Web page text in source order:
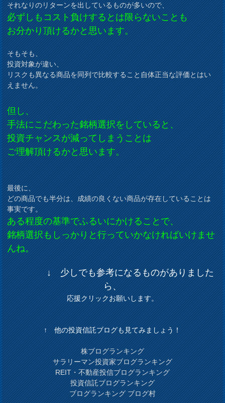
それなりのリターンを出しているものが多いので、
必ずしもコスト負けするとは限らないことも
お分かり頂けるかと思います。
そもそも、
投資対象が違い、
リスクも異なる商品を同列で比較すること自体正当な評価とはい
えません。
但し、
手法にこだわった銘柄選択をしていると、
投資チャンスが減ってしまうことは
ご理解頂けるかと思います。
最後に、
どの商品でも半分は、成績の良くない商品が存在していることは
事実です。
ある程度の基準でふるいにかけることで、
銘柄選択もしっかりと行っていかなければいけませ
んね。
↓ 少しでも参考になるものがありました
ら、
応援クリックお願いします。
↑ 他の投資信託ブログも見てみましょう！
株ブログランキング
サラリーマン投資家ブログランキング
REIT・不動産投信ブログランキング
投資信託ブログランキング
ブログランキング ブログ村